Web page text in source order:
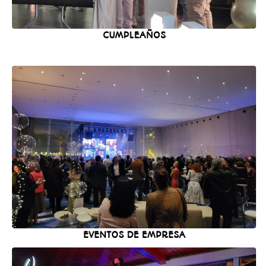
CUMPLEAÑOS
EVENTOS DE EMPRESA